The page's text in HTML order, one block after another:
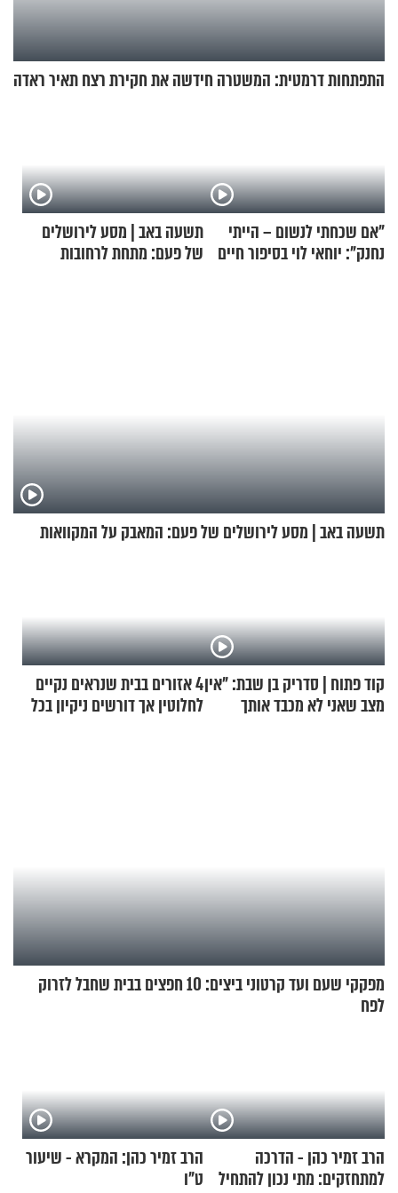
התפתחות דרמטית: המשטרה חידשה את חקירת רצח תאיר ראדה
"אם שכחתי לנשום – הייתי
נחנק": יוחאי לוי בסיפור חיים
תשעה באב | מסע לירושלים
של פעם: מתחת לרחובות
תשעה באב | מסע לירושלים של פעם: המאבק על המקוואות
קוד פתוח | סדריק בן שבת: "אין
מצב שאני לא מכבד אותך
4 אזורים בבית שנראים נקיים
לחלוטין אך דורשים ניקיון בכל
מפקקי שעם ועד קרטוני ביצים: 10 חפצים בבית שחבל לזרוק
לפח
הרב זמיר כהן - הדרכה
למתחזקים: מתי נכון להתחיל
הרב זמיר כהן: המקרא - שיעור
ט"ו